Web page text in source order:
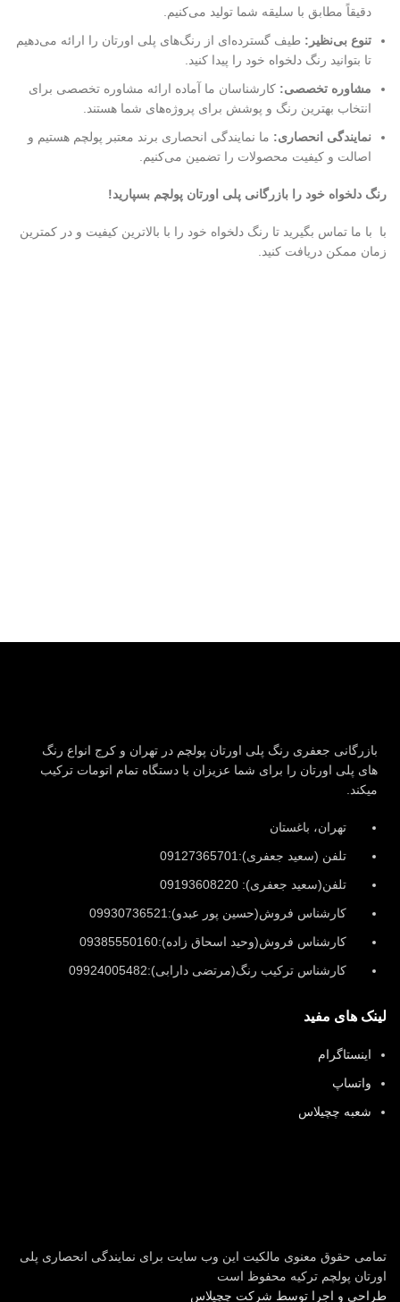
دقیقاً مطابق با سلیقه شما تولید می‌کنیم.
تنوع بی‌نظیر: طیف گسترده‌ای از رنگ‌های پلی اورتان را ارائه می‌دهیم
تا بتوانید رنگ دلخواه خود را پیدا کنید.
مشاوره تخصصی: کارشناسان ما آماده ارائه مشاوره تخصصی برای
انتخاب بهترین رنگ و پوشش برای پروژه‌های شما هستند.
نمایندگی انحصاری: ما نمایندگی انحصاری برند معتبر پولچم هستیم و
اصالت و کیفیت محصولات را تضمین می‌کنیم.
رنگ دلخواه خود را بازرگانی پلی اورتان پولچم بسپارید!
با با ما تماس بگیرید تا رنگ دلخواه خود را با بالاترین کیفیت و در کمترین
زمان ممکن دریافت کنید.
بازرگانی جعفری رنگ پلی اورتان پولچم در تهران و کرج انواع رنگ
های پلی اورتان را برای شما عزیزان با دستگاه تمام اتومات ترکیب
میکند.
تهران، باغستان
تلفن (سعید جعفری):09127365701
تلفن(سعید جعفری): 09193608220
کارشناس فروش(حسین پور عبدو):09930736521
کارشناس فروش(وحید اسحاق زاده):09385550160
کارشناس ترکیب رنگ(مرتضی دارابی):09924005482
لینک های مفید
اینستاگرام
واتساپ
شعبه چچیلاس
تمامی حقوق معنوی مالکیت این وب‌ سایت برای نمایندگی انحصاری پلی
اورتان پولچم ترکیه محفوظ است
طراحی و اجرا توسط شرکت چچیلاس